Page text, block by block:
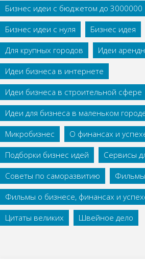
Бизнес идеи с бюджетом до 3000000
Бизнес идеи с нуля
Бизнес идея
Для крупных городов
Идеи
Идеи бизнеса в интернете
Идеи бизнеса в строительной сфере
Идеи для бизнеса в маленьком
Микробизнес
О финансах и
Подборки бизнес идей
Сервисы
Советы по саморазвитию
Фильмы о бизнесе, финансах и
Цитаты великих
Швейное дело